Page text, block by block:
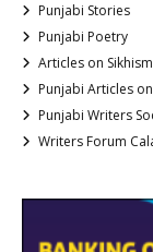
Punjabi Stories
Punjabi Poetry
Articles on
Punjabi Articles
Punjabi Writers
Writers Forum